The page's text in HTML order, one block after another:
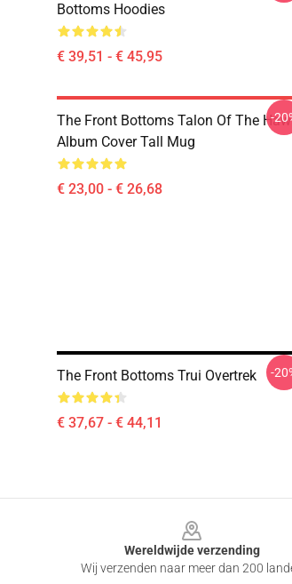
Bottoms Hoodies
€ 39,51 - € 45,95
The Front Bottoms Talon Of The
Album Cover Tall Mug
€ 23,00 - € 26,68
-
The Front Bottoms Trui Overtrek
€ 37,67 - € 44,11
-
Wereldwijde verzending
Wij verzenden naar meer dan 200